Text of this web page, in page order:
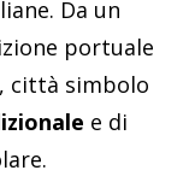
Da un
portuale
città simbolo
e di